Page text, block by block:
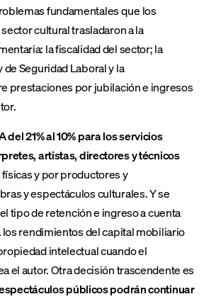
fundamentales que los
cultural trasladaron a la
la fiscalidad del sector; la
Seguridad Laboral y la
prestaciones por jubilación e ingresos
del 21% al 10% para los servicios
artistas, directores y técnicos
y por productores y
y espectáculos culturales. Y se
el tipo de retención e ingreso a cuenta
los rendimientos del capital mobiliario
intelectual cuando el
el autor. Otra decisión trascendente es
públicos podrán continuar